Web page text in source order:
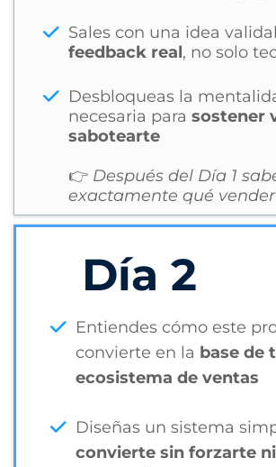
Sales con una idea
feedback real, no solo
Desbloqueas la
necesaria para sostener
sabotearte
👉 Después del Día 1
exactamente qué
Día 2
Entiendes cómo este
convierte en la base de
ecosistema de ventas
Diseñas un sistema
convierte sin forzarte ni